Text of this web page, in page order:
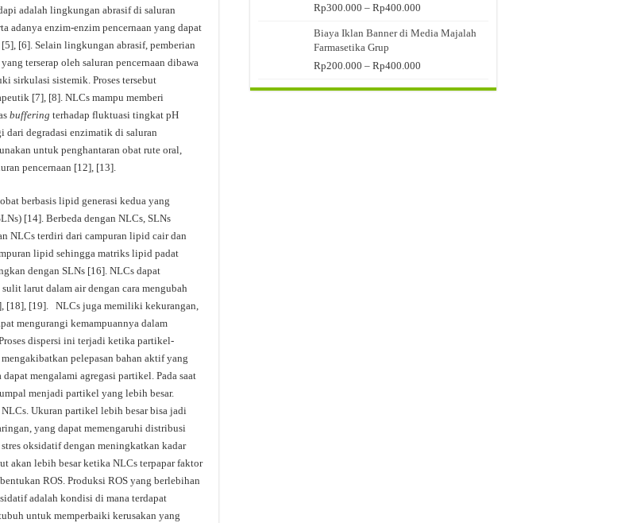
adalah lingkungan abrasif di saluran
adanya enzim-enzim pencernaan yang dapat
[6]. Selain lingkungan abrasif, pemberian
yang terserap oleh saluran pencernaan dibawa
sirkulasi sistemik. Proses tersebut
[7], [8]. NLCs mampu memberi
buffering terhadap fluktuasi tingkat pH
degradasi enzimatik di saluran
untuk penghantaran obat rute oral,
pencernaan [12], [13].
berbasis lipid generasi kedua yang
[14]. Berbeda dengan NLCs, SLNs
NLCs terdiri dari campuran lipid cair dan
lipid sehingga matriks lipid padat
dengan SLNs [16]. NLCs dapat
larut dalam air dengan cara mengubah
[18], [19]. NLCs juga memiliki kekurangan,
mengurangi kemampuannya dalam
dispersi ini terjadi ketika partikel-
pelepasan bahan aktif yang
mengalami agregasi partikel. Pada saat
menjadi partikel yang lebih besar.
Ukuran partikel lebih besar bisa jadi
yang dapat memengaruhi distribusi
oksidatif dengan meningkatkan kadar
akan lebih besar ketika NLCs terpapar faktor
ROS. Produksi ROS yang berlebihan
adalah kondisi di mana terdapat
untuk memperbaiki kerusakan yang
Rp300.000 – Rp400.000
Rp300.000
Biaya Iklan Banner di Media Majalah
Farmasetika Grup
Rp200.000 – Rp400.000
Rp200.000